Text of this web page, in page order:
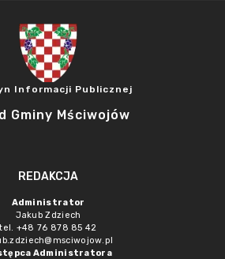
Informacji Publicznej
Gminy Mściwojów
REDAKCJA
Administrator
Jakub Zdziech
tel. +48 76 878 85 42
Administratora